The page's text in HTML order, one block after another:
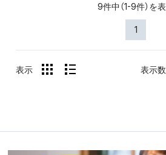
9件中（1-9件）を
1
表示 表示数